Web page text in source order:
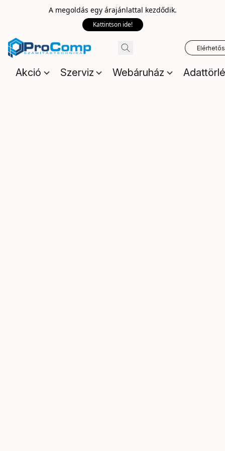
A megoldás egy árajánlattal kezdődik.
Kattintson ide!
Akció Szerviz Webáruház